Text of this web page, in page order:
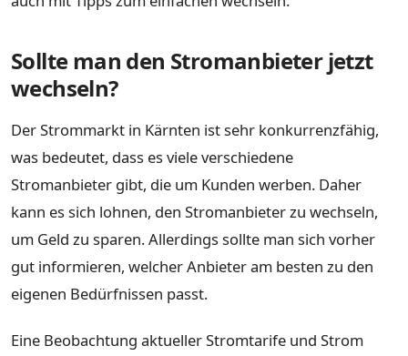
Sollte man den Stromanbieter jetzt
wechseln?
Der Strommarkt in Kärnten ist sehr konkurrenzfähig,
was bedeutet, dass es viele verschiedene
Stromanbieter gibt, die um Kunden werben. Daher
kann es sich lohnen, den Stromanbieter zu wechseln,
um Geld zu sparen. Allerdings sollte man sich vorher
gut informieren, welcher Anbieter am besten zu den
eigenen Bedürfnissen passt.
Eine Beobachtung aktueller Stromtarife und Strom